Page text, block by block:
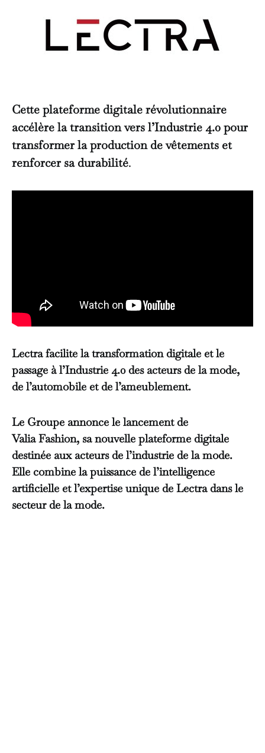
Cetteplateforme digitalerévolutionnaire
accélère la transition vers l’Industrie 4.0 pour
transformer la production de vêtements et
renforcer sa durabilité.
Lectra facilite la transformation digitale et le
passage à l’Industrie 4.0 des acteurs de la mode,
de l’automobile et de l’ameublement.
Le Groupe annonce le lancement de
Valia Fashion, sa nouvelle plateforme digitale
destinée aux acteurs de l’industrie de la mode.
Elle combine la puissance de l’intelligence
artificielle et l’expertise unique de Lectra dans le
secteur de la mode.